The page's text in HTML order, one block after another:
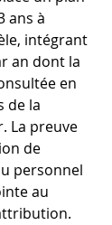
ans à
intégrant
an dont la
en
de la
La preuve
de
personnel
au